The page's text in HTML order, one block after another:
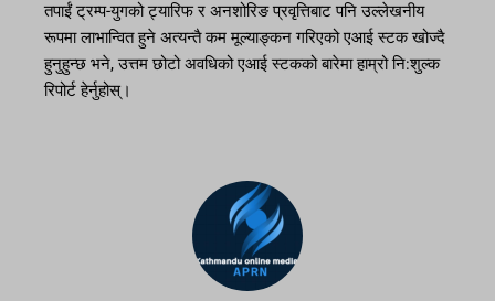
तपाईं ट्रम्प-युगको ट्यारिफ र अनशोरिङ प्रवृत्तिबाट पनि उल्लेखनीय
रूपमा लाभान्वित हुने अत्यन्तै कम मूल्याङ्कन गरिएको एआई स्टक खोज्दै
हुनुहुन्छ भने, उत्तम छोटो अवधिको एआई स्टकको बारेमा हाम्रो नि:शुल्क
रिपोर्ट हेर्नुहोस्।